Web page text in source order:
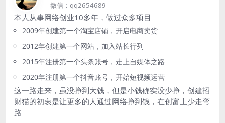
微信：qq2654689
本人从事网络创业10多年，做过众多项目
2009年创建第一个淘宝店铺，开启电商卖货
2012年创建第一个网站，加入站长行列
2015年注册第一个头条账号，走上自媒体之路
2020年注册第一个抖音账号，开始短视频运营
这一路走来，虽没挣到大钱，但是小钱确实没少挣，创建招
财猫的初衷是让更多的人通过网络挣到钱，在创富上少走弯
路